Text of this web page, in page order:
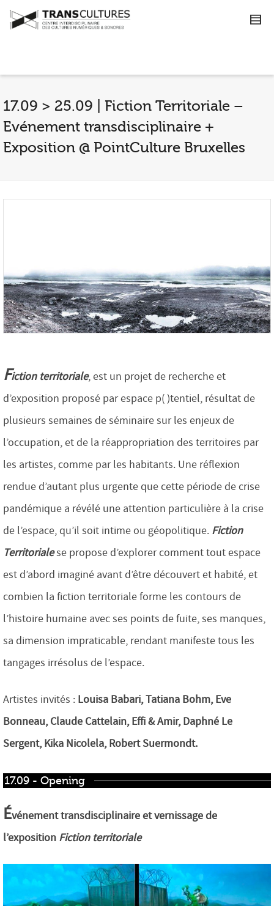
17.09 > 25.09 | Fiction Territoriale –
Evénement transdisciplinaire +
Exposition @ PointCulture Bruxelles
Fiction territoriale, est un projet de recherche et
d’exposition proposé par espace p( )tentiel, résultat de
plusieurs semaines de séminaire sur les enjeux de
l’occupation, et de la réappropriation des territoires par
les artistes, comme par les habitants. Une réflexion
rendue d’autant plus urgente que cette période de crise
pandémique a révélé une attention particulière à la crise
de l’espace, qu’il soit intime ou géopolitique. Fiction
Territorialese propose d’explorer comment tout espace
est d’abord imaginé avant d’être découvert et habité, et
combien la fiction territoriale forme les contours de
l’histoire humaine avec ses points de fuite, ses manques,
sa dimension impraticable, rendant manifeste tous les
tangages irrésolus de l’espace.
Artistes invités : Louisa Babari, Tatiana Bohm, Eve
Bonneau, Claude Cattelain, Effi & Amir, Daphné Le
Sergent, Kika Nicolela, Robert Suermondt.
17.09 - Opening
Événement transdisciplinaire et vernissage de
l’exposition Fiction territoriale